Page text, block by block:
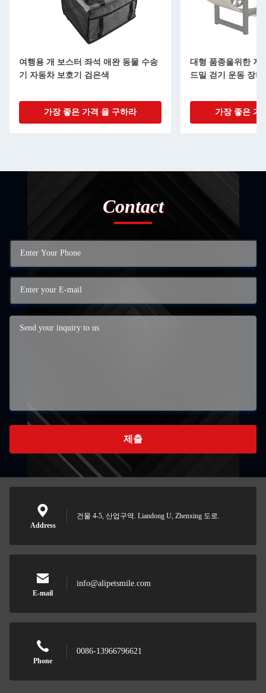
여행용 개 보스터 좌석 애완 동물 수송
기 자동차 보호기 검은색
가장 좋은 가격 을 구하라
대형 품종을위한 지
드밀 걷기 운동 장비
가장 좋은 가
Contact
제출
Address
건물 4-5, 산업구역. Liandong U, Zhenxing 도로.
E-mail
info@alipetsmile.com
Phone
0086-13966796621